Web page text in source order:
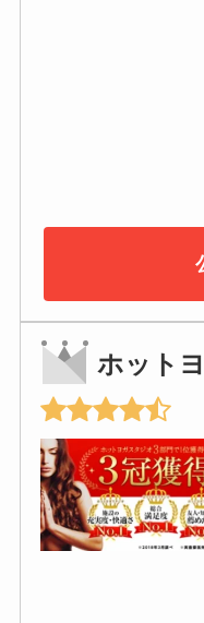
ホット